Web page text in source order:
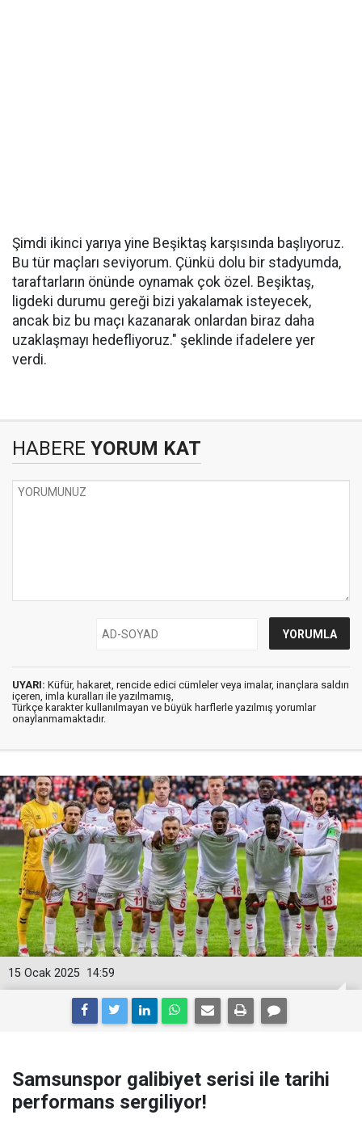
Şimdi ikinci yarıya yine Beşiktaş karşısında başlıyoruz.
Bu tür maçları seviyorum. Çünkü dolu bir stadyumda,
taraftarların önünde oynamak çok özel. Beşiktaş,
ligdeki durumu gereği bizi yakalamak isteyecek,
ancak biz bu maçı kazanarak onlardan biraz daha
uzaklaşmayı hedefliyoruz." şeklinde ifadelere yer
verdi.
HABERE YORUM KAT
UYARI: Küfür, hakaret, rencide edici cümleler veya imalar, inançlara saldırı
içeren, imla kuralları ile yazılmamış,
Türkçe karakter kullanılmayan ve büyük harflerle yazılmış yorumlar
onaylanmamaktadır.
14:59
15 Ocak 2025
Samsunspor galibiyet serisi ile tarihi
performans sergiliyor!